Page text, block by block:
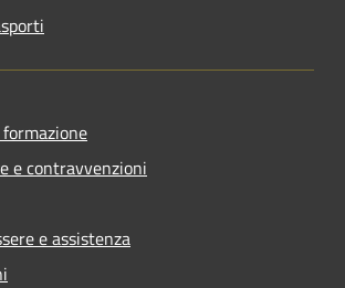
e contravvenzioni
e assistenza